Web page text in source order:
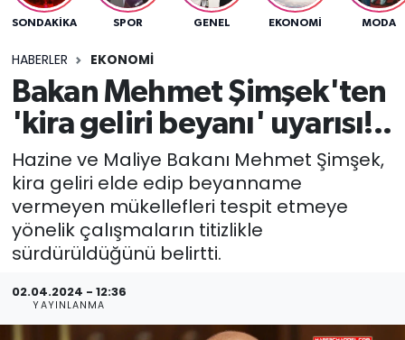
SONDAKIKA SPOR GENEL EKONOMİ MODA
HABERLER EKONOMİ
Bakan Mehmet Şimşek'ten
'kira geliri beyanı' uyarısı!..
Hazine ve Maliye Bakanı Mehmet Şimşek,
kira geliri elde edip beyanname
vermeyen mükellefleri tespit etmeye
yönelik çalışmaların titizlikle
sürdürüldüğünü belirtti.
02.04.2024 - 12:36
YAYINLANMA
SAĞLIK
EĞİTİM
SİYASET
MAGAZİN
Süper Lig Puan Durumu ve Fikstür
Tüm Manşetler
Son Dakika Haberleri
Haber Arşivi